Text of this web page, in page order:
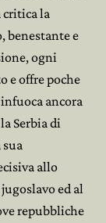
critica la
benestante e
ogni
e offre poche
ancora
Serbia di
sua
allo
ed al
repubbliche